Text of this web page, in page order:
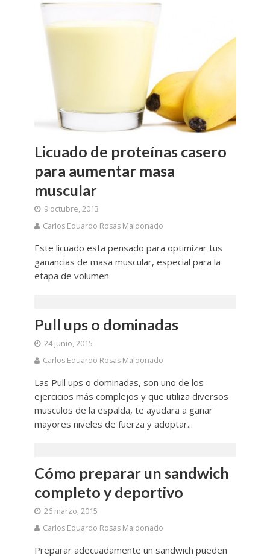
Licuado de proteínas casero
para aumentar masa
muscular
9 octubre, 2013
Carlos Eduardo Rosas Maldonado
Este licuado esta pensado para optimizar tus
ganancias de masa muscular, especial para la
etapa de volumen.
Pull ups o dominadas
24 junio, 2015
Carlos Eduardo Rosas Maldonado
Las Pull ups o dominadas, son uno de los
ejercicios más complejos y que utiliza diversos
musculos de la espalda, te ayudara a ganar
mayores niveles de fuerza y adoptar...
Cómo preparar un sandwich
completo y deportivo
26 marzo, 2015
Carlos Eduardo Rosas Maldonado
Preparar adecuadamente un sandwich pueden